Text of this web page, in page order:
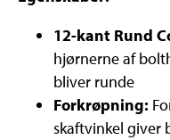
12-kant Rund
hjørnerne af
bliver runde
Forkrøpning:
skaftvinkel giver